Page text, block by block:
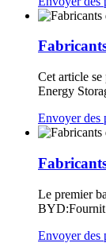
Cet article
Energy
Envoyer des
Le premier
BYD:Fournit
Envoyer des